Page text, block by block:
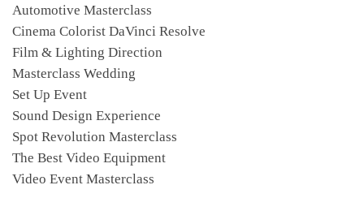
Automotive Masterclass
Cinema Colorist DaVinci Resolve
Film & Lighting Direction
Masterclass Wedding
Set Up Event
Sound Design Experience
Spot Revolution Masterclass
The Best Video Equipment
Video Event Masterclass